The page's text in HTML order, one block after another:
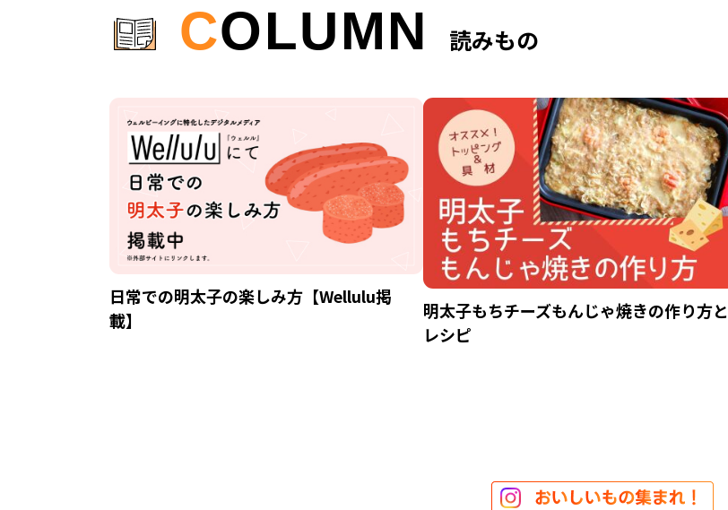
COLUMN 読みもの
日常での明太子の楽しみ方【Wellulu掲
載】
明太子もちチーズもんじゃ焼きの作り方と
レシピ